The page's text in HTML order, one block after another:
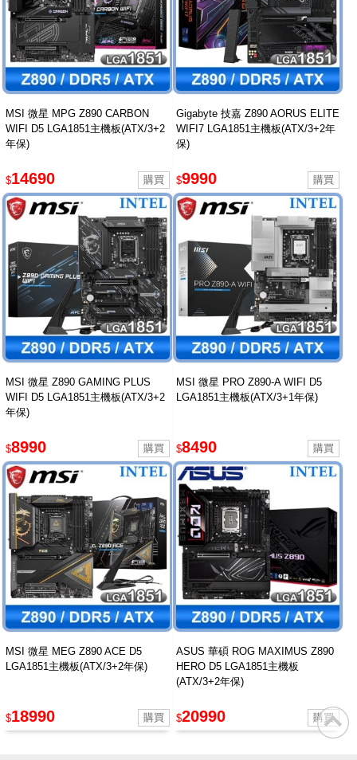
MSI 微星 MPG Z890 CARBON
WIFI D5 LGA1851主機板(ATX/3+2
年保)
$14690
Gigabyte 技嘉 Z890 AORUS ELITE
WIFI7 LGA1851主機板(ATX/3+2年
保)
$9990
MSI 微星 Z890 GAMING PLUS
WIFI D5 LGA1851主機板(ATX/3+2
年保)
$8990
MSI 微星 PRO Z890-A WIFI D5
LGA1851主機板(ATX/3+1年保)
$8490
MSI 微星 MEG Z890 ACE D5
LGA1851主機板(ATX/3+2年保)
$18990
ASUS 華碩 ROG MAXIMUS Z890
HERO D5 LGA1851主機板
(ATX/3+2年保)
$20990